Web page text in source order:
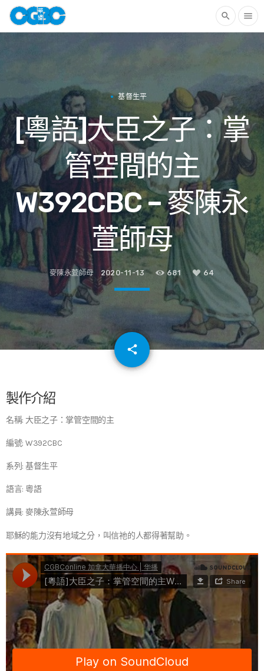
search menu
基督生平
[粵語]大臣之子：掌
管空間的主
W392CBC – 麥陳永
萱師母
麥陳永萱師母 2020-11-13 681 64
share
email
製作介紹
名稱: 大臣之子：掌管空間的主
編號: W392CBC
系列: 基督生平
語言: 粵語
講員: 麥陳永萱師母
耶穌的能力沒有地域之分，叫信祂的人都得著幫助。